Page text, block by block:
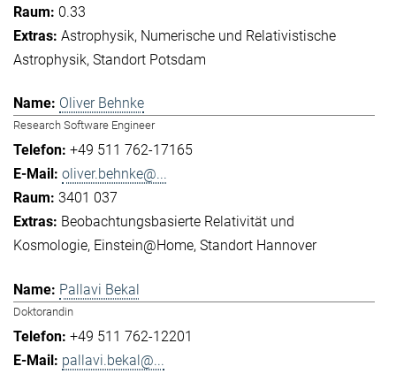
0.33
Astrophysik Numerische und Relativistische
Astrophysik Standort Potsdam
Oliver Behnke
Research Software Engineer
+49 511 762-17165
oliver.behnke@...
3401 037
Beobachtungsbasierte Relativität und
Kosmologie Einstein@Home Standort Hannover
Pallavi Bekal
Doktorandin
+49 511 762-12201
pallavi.bekal@...